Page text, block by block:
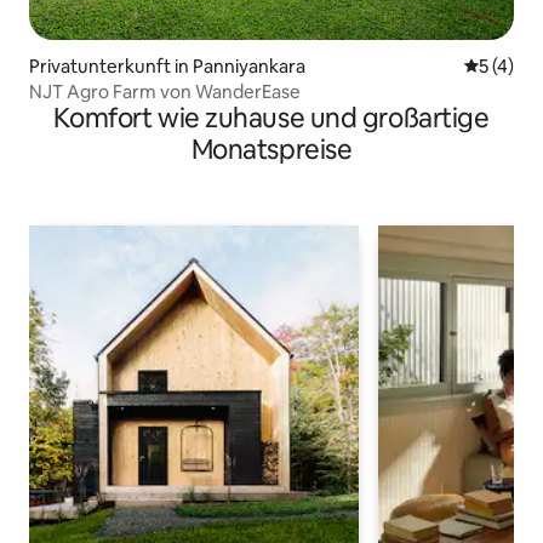
Privatunterkunft in Panniyankara
5 (4)
NJT Agro Farm von WanderEase
Komfort wie zuhause und großartige
Monatspreise